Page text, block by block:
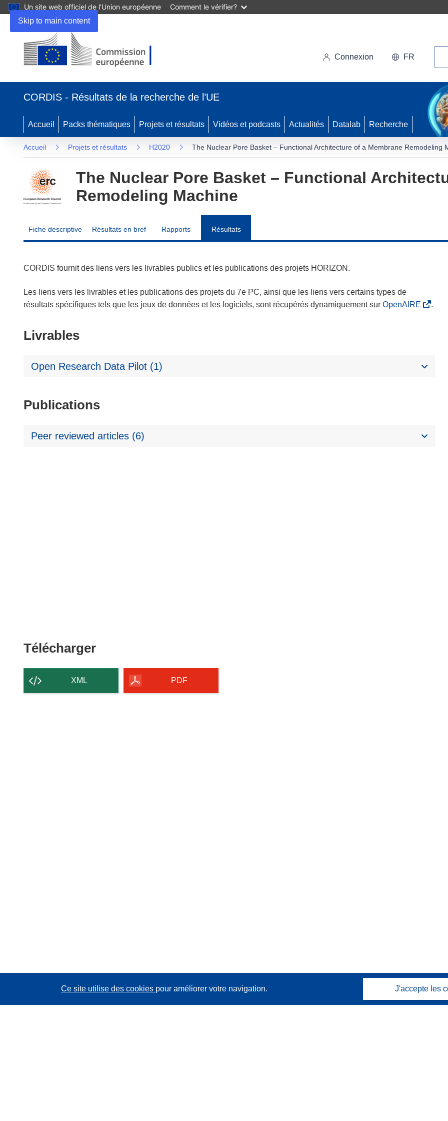
Skip to main content
Un site web officiel de l’Union européenne Comment le vérifier?
une
fenêtre)
Connexion FR
CORDIS - Résultats de la recherche de l’UE
Accueil Packs thématiques Projets et résultats Vidéos et podcasts Actualités Datalab Recherche
Accueil Projets et résultats H2020 The Nuclear Pore Basket – Functional Architecture of a Membrane Remodeling
The Nuclear Pore Basket – Functional
Remodeling Machine
Fiche descriptive Résultats en bref Rapports Résultats
CORDIS fournit des liens vers les livrables publics et les publications des projets HORIZON.
Les liens vers les livrables et les publications des projets du 7e PC, ainsi que les liens vers certains types de
résultats spécifiques tels que les jeux de données et les logiciels, sont récupérés dynamiquement sur OpenAIRE .
Livrables
Open Research Data Pilot (1)
Publications
Peer reviewed articles (6)
TéléchargerTélécharger
contenu
de
XML PDF
Ce site utilise des cookies pour améliorer votre navigation. J'accepte les